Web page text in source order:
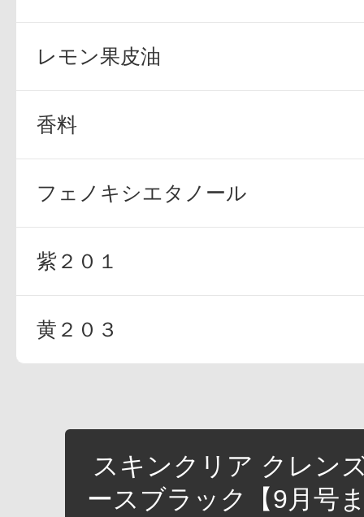
レモン果皮油
香料
フェノキシエタノール
紫２０１
黄２０３
スキンクリア クレン
ースブラック【9月号